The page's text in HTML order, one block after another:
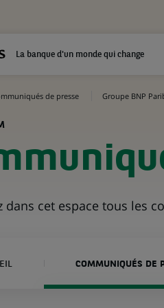
La banque d'un monde qui change
de presse Groupe BNP
dans cet espace tous les
COMMUNIQUÉS DE